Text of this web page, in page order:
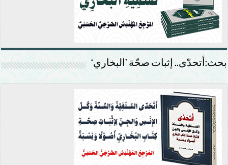
بحث:أتحدّى.. إثبات صحّة ’البخاري‘